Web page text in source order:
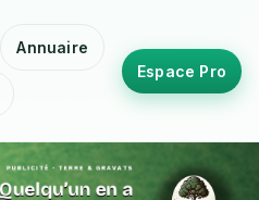
Annuaire
Espace Pro